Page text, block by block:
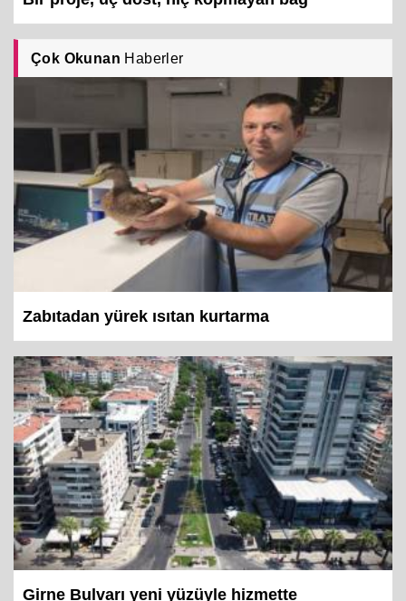
Bir proje, üç dost, hiç kopmayan bağ
Çok OkunanHaberler
Zabıtadan yürek ısıtan kurtarma